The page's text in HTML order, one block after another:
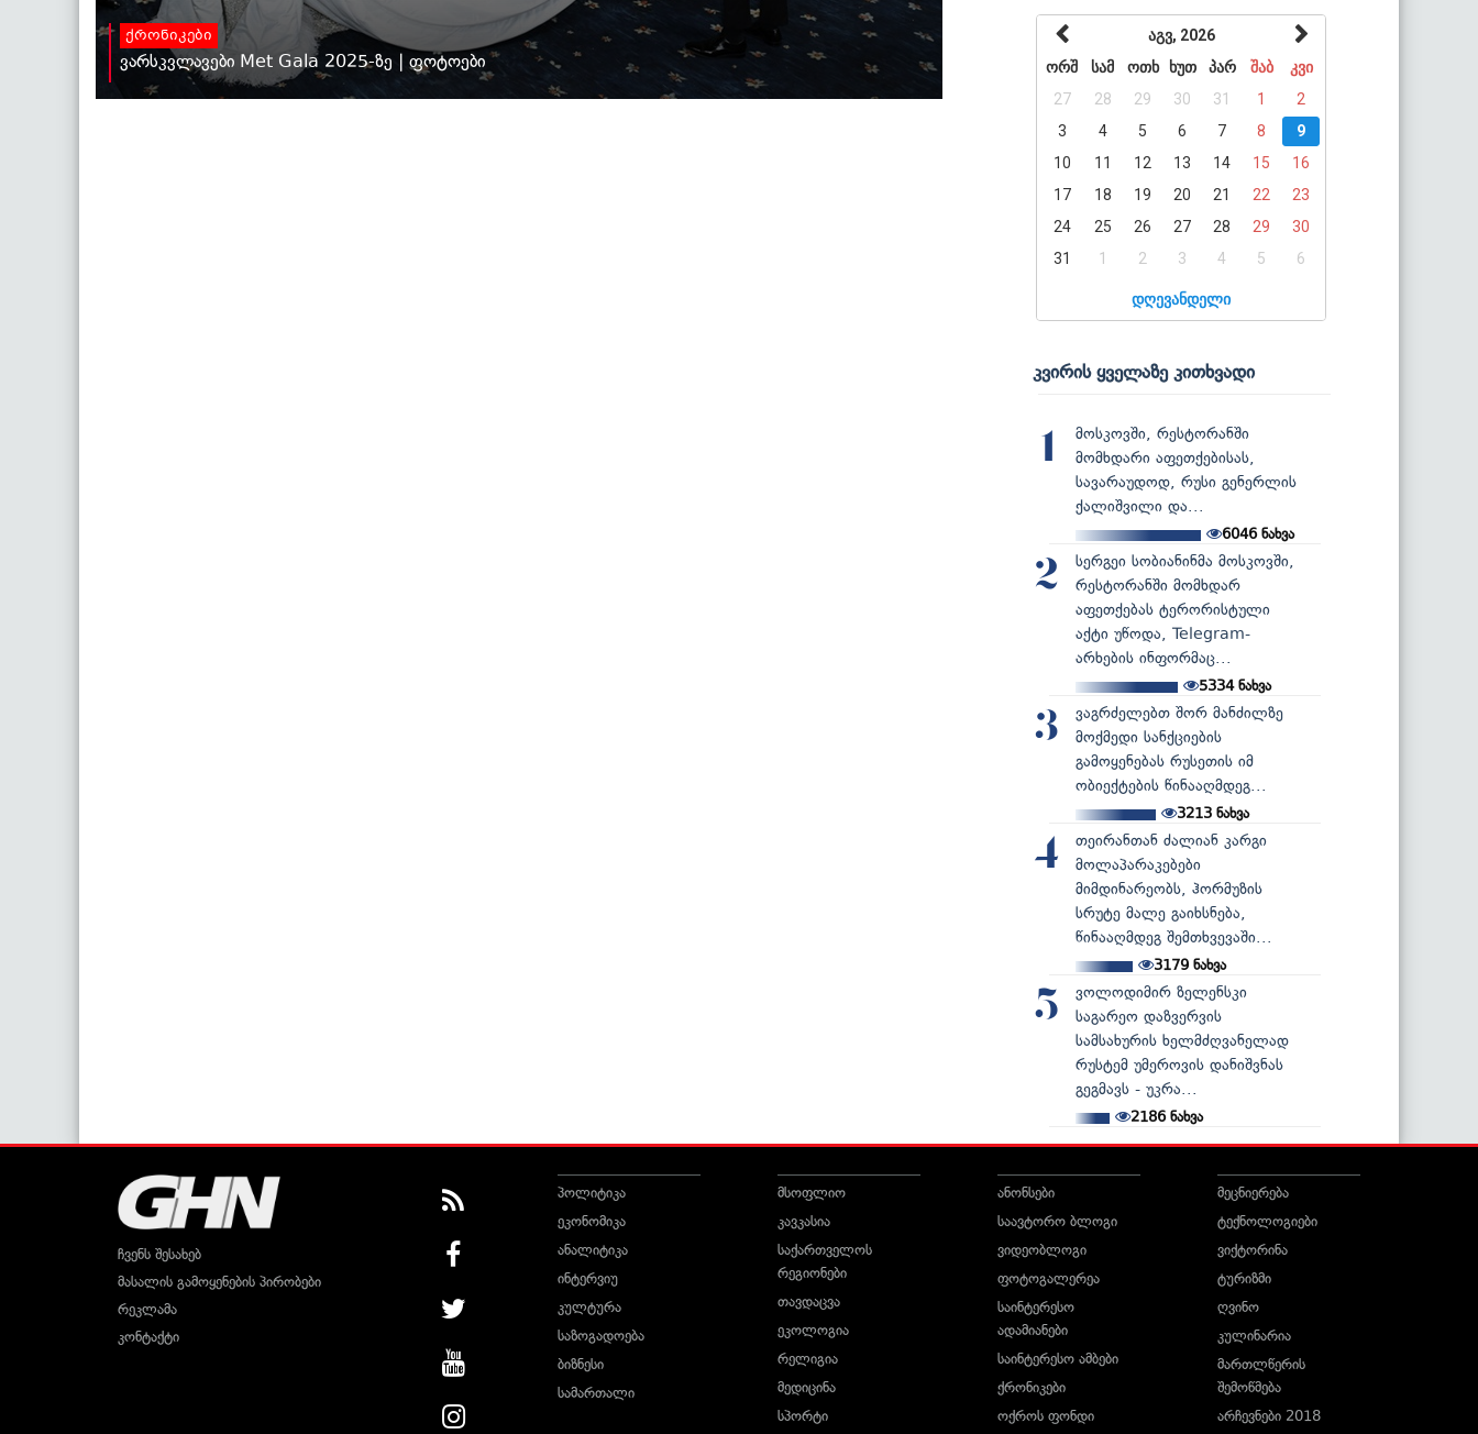
ქრონიკები
ვარსკვლავები Met Gala 2025-ზე | ფოტოები
აგვ, 2026
ორშ
სამ ოთხ ხუთ პარ შაბ
კვი
27
28 29 30 31 1
2
3
4 5 6 7 8
9
10
11 12 13 14 15
16
17
18 19 20 21 22
23
24
25 26 27 28 29
30
31
1 2 3 4 5 6
დღევანდელი
კვირის ყველაზე კითხვადი
1
მოსკოვში, რესტორანში
მომხდარი აფეთქებისას,
სავარაუდოდ, რუსი გენერლის
ქალიშვილი და...
6046ნახვა
2
სერგეი სობიანინმა მოსკოვში,
რესტორანში მომხდარ
აფეთქებას ტერორისტული
აქტი უწოდა, Telegram-
არხების ინფორმაც...
5334ნახვა
3
ვაგრძელებთ შორ მანძილზე
მოქმედი სანქციების
გამოყენებას რუსეთის იმ
ობიექტების წინააღმდეგ...
3213ნახვა
4
თეირანთან ძალიან კარგი
მოლაპარაკებები
მიმდინარეობს, ჰორმუზის
სრუტე მალე გაიხსნება,
წინააღმდეგ შემთხვევაში...
3179ნახვა
5
ვოლოდიმირ ზელენსკი
საგარეო დაზვერვის
სამსახურის ხელმძღვანელად
რუსტემ უმეროვის დანიშვნას
გეგმავს - უკრა...
2186ნახვა
ჩვენს შესახებ
მასალის გამოყენების პირობები
რეკლამა
კონტაქტი
პოლიტიკა
ეკონომიკა
ანალიტიკა
ინტერვიუ
კულტურა
საზოგადოება
ბიზნესი
სამართალი
მსოფლიო
კავკასია
საქართველოს
რეგიონები
თავდაცვა
ეკოლოგია
რელიგია
მედიცინა
სპორტი
ანონსები
საავტორო ბლოგი
ვიდეობლოგი
ფოტოგალერეა
საინტერესო
ადამიანები
საინტერესო ამბები
ქრონიკები
ოქროს ფონდი
მეცნიერება
ტექნოლოგიები
ვიქტორინა
ტურიზმი
ღვინო
კულინარია
მართლწერის
შემოწმება
არჩევნები 2018